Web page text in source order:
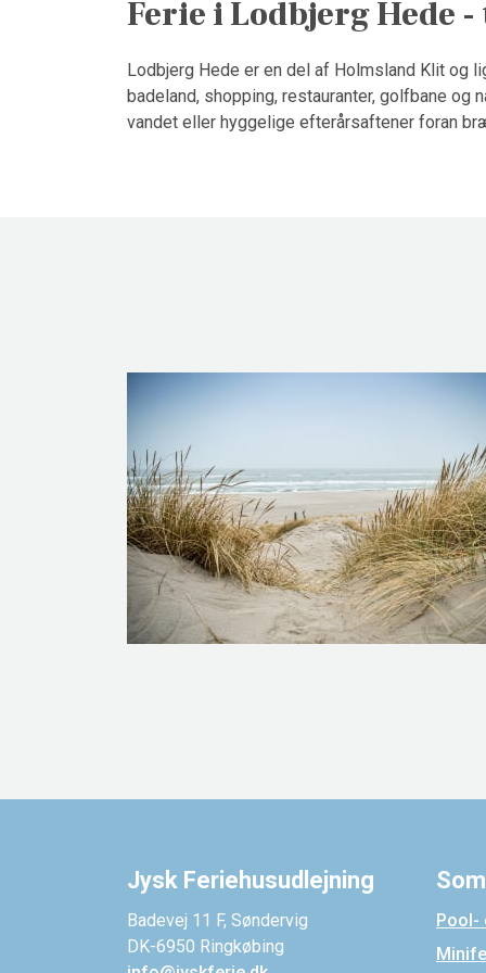
Ferie i Lodbjerg Hede
Lodbjerg Hede er en del af Holmsland Klit og
badeland, shopping, restauranter, golfbane
vandet eller hyggelige efterårsaftener foran
Jysk Feriehusudlejning
Badevej 11 F, Søndervig
DK-6950 Ringkøbing
Pool-